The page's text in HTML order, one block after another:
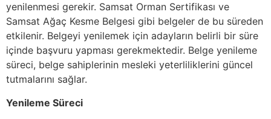
yenilenmesi gerekir. Samsat Orman Sertifikası ve
Samsat Ağaç Kesme Belgesi gibi belgeler de bu süreden
etkilenir. Belgeyi yenilemek için adayların belirli bir süre
içinde başvuru yapması gerekmektedir. Belge yenileme
süreci, belge sahiplerinin mesleki yeterliliklerini güncel
tutmalarını sağlar.
Yenileme Süreci